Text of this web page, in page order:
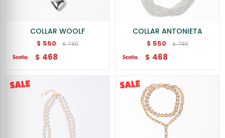
COLLAR WOOLF
$ 550 $ 790
$ 468
COLLAR ANTONIETA
$ 550 $ 790
$ 468